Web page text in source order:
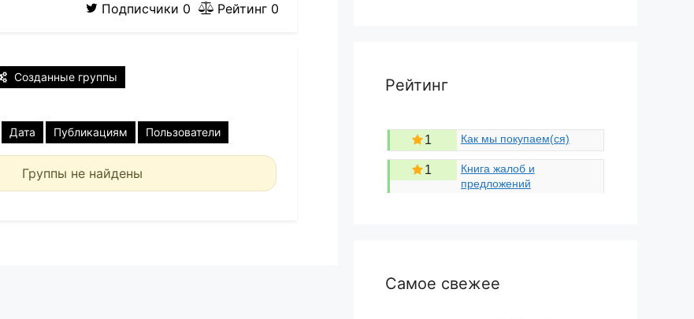
Подписчики 0 Рейтинг 0
Созданные группы
Дата Публикациям Пользователи
Группы не найдены
Рейтинг
1 Как мы покупаем(ся)
1
Книга жалоб и
предложений
Самое свежее